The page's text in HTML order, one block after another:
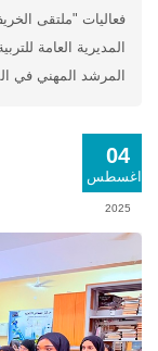
فعاليات "ملتقى
المديرية العامة
المرشد المهني في
04
اغسطس
2025